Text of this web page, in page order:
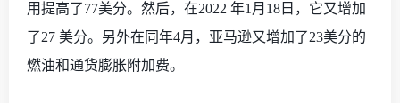
用提高了77美分。然后，在2022 年1月18日，它又增加
了27 美分。另外在同年4月，亚马逊又增加了23美分的
燃油和通货膨胀附加费。